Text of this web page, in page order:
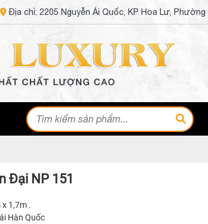
Địa chỉ: 2205 Nguyễn Ái Quốc, KP Hoa Lư,
Đại NP 151
x 1,7m .
Hàn Quốc